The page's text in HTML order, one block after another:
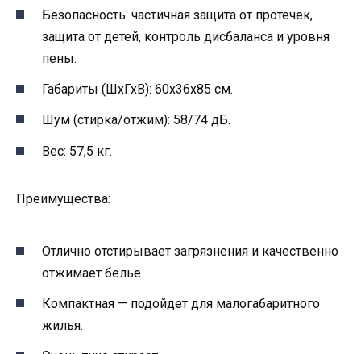
Безопасность: частичная защита от протечек,
защита от детей, контроль дисбаланса и уровня
пены.
Габариты (ШхГхВ): 60x36x85 см.
Шум (стирка/отжим): 58/74 дБ.
Вес: 57,5 кг.
Преимущества:
Отлично отстирывает загрязнения и качественно
отжимает белье.
Компактная — подойдет для малогабаритного
жилья.